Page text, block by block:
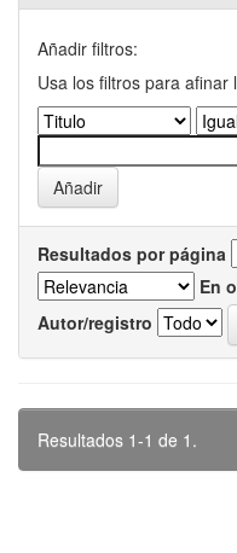
Añadir filtros:
Usa los filtros para afinar
Resultados por página
En
Autor/registro
Resultados 1-1 de 1.